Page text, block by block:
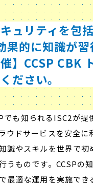
ュリティを包
果的に知識が習
催】CCSP CBK
ださい。
でも知られるISC2が提
ウドサービスを安全に
識やスキルを世界で初
うものです。CCSPの
最適な運用を実施でき